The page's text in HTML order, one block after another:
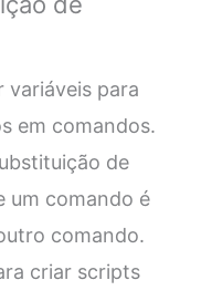
variáveis para
em comandos.
de
um comando é
comando.
criar scripts